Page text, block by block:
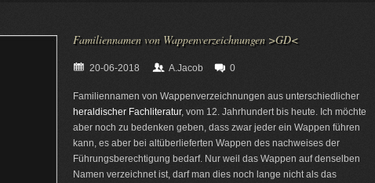
Familiennamen von Wappenverzeichnungen >GD<
20-06-2018 A.Jacob 0
Familiennamen von Wappenverzeichnungen aus unterschiedlicher
heraldischer Fachliteratur, vom 12. Jahrhundert bis heute. Ich möchte
aber noch zu bedenken geben, dass zwar jeder ein Wappen führen
kann, es aber bei altüberlieferten Wappen des nachweises der
Führungsberechtigung bedarf. Nur weil das Wappen auf denselben
Namen verzeichnet ist, darf man dies noch lange nicht als das